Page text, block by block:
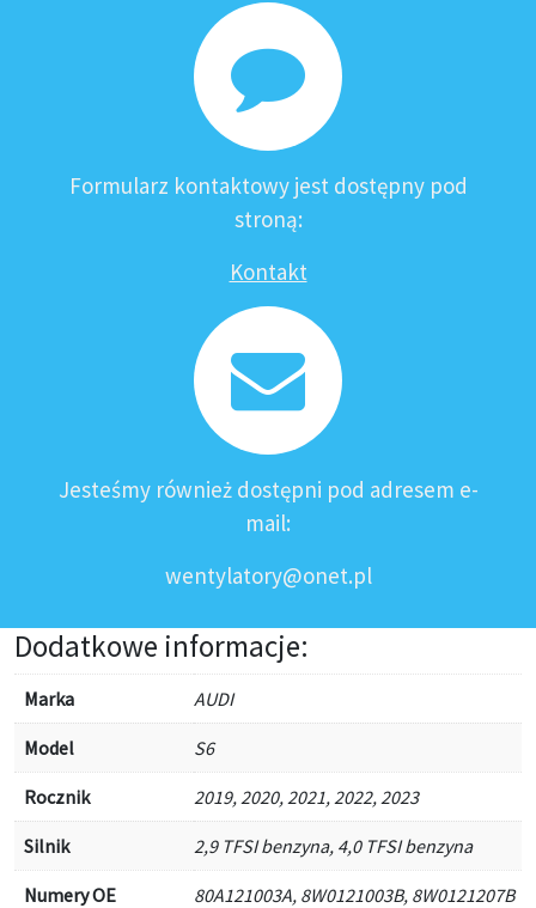
Formularz kontaktowy jest dostępny pod
stroną:
Kontakt
Jesteśmy również dostępni pod adresem e-
mail:
wentylatory@onet.pl
Dodatkowe informacje:
Marka AUDI
Model S6
Rocznik 2019, 2020, 2021, 2022, 2023
Silnik 2,9 TFSI benzyna, 4,0 TFSI benzyna
Numery OE 80A121003A, 8W0121003B, 8W0121207B